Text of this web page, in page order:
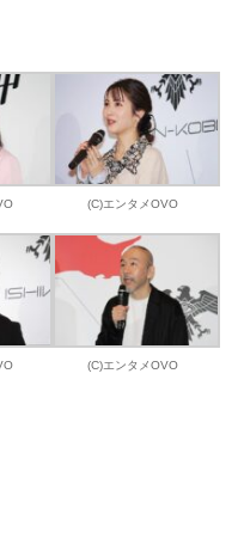
(C)エンタメOVO
(C)エンタメOVO